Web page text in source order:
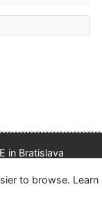
to browse. Learn